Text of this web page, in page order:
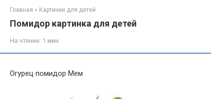
Главная » Картинки для детей
Помидор картинка для детей
На чтение: 1 мин
Огурец помидор Мем